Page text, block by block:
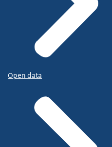
Open data